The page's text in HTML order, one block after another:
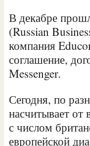
В декабре
(Russian
компания
соглашение,
Messenger.
Сегодня, по
насчитывает от
с числом
европейской